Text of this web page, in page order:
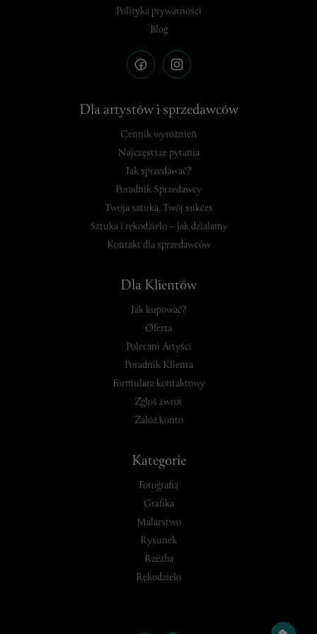
Polityka prywatności
Blog
Dla artystów i sprzedawców
Cennik wyróżnień
Najczęstsze pytania
Jak sprzedawać?
Poradnik Sprzedawcy
Twoja sztuka, Twój sukces
Sztuka i rękodzieło – jak działamy
Kontakt dla sprzedawców
Dla Klientów
Jak kupować?
Oferta
Polecani Artyści
Poradnik Klienta
Formularz kontaktowy
Zgłoś zwrot
Załóż konto
Kategorie
Fotografia
Grafika
Malarstwo
Rysunek
Rzeźba
Rękodzieło